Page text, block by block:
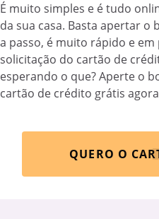
É muito simples e é tudo
da sua casa. Basta apertar o
a passo, é muito rápido e
solicitação do cartão de
esperando o que? Aperte o
cartão de crédito grátis
QUERO O